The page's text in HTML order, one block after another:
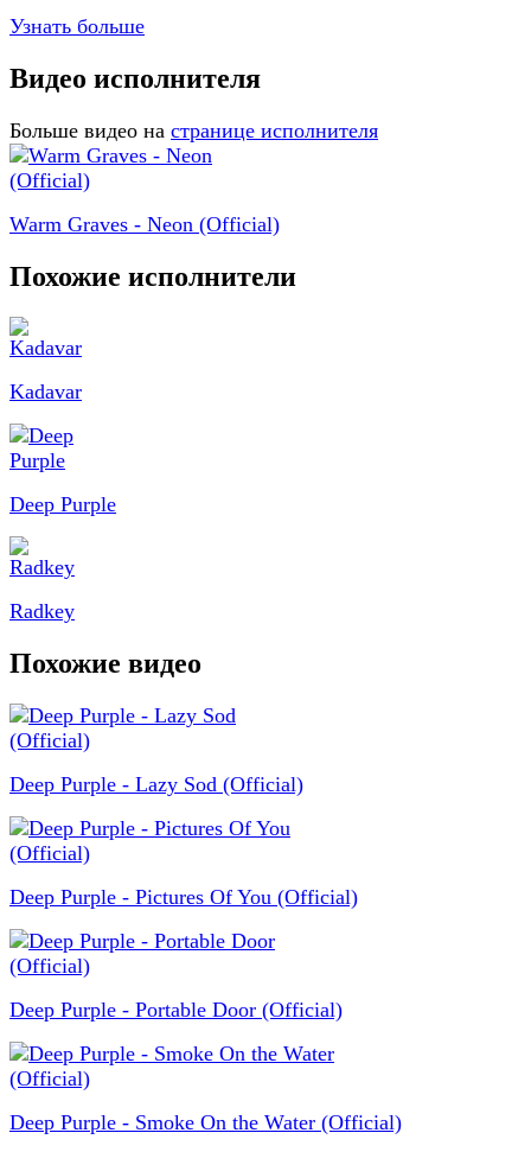
Узнать больше
Видео исполнителя
Больше видео на странице исполнителя
Warm Graves - Neon (Official)
Похожие исполнители
Kadavar
Deep Purple
Radkey
Похожие видео
Deep Purple - Lazy Sod (Official)
Deep Purple - Pictures Of You (Official)
Deep Purple - Portable Door (Official)
Deep Purple - Smoke On the Water (Official)